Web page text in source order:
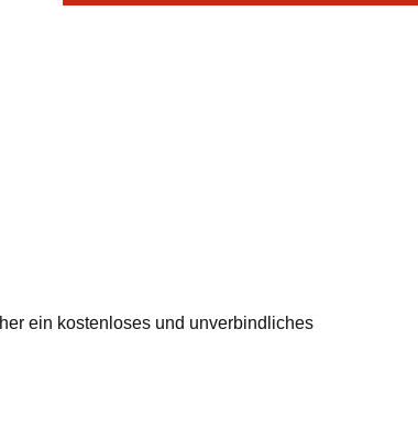
ein kostenloses und unverbindliches